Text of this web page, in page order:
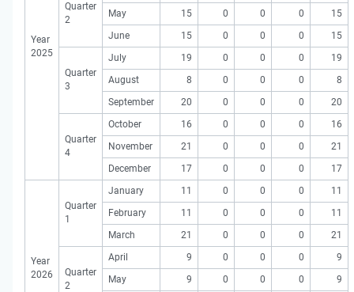
Year
2025
Quarter
2
May
15 0 0 0
15
June
15 0 0 0 15
Quarter
3
July 19 0 0 0
19
August
8 0 0 0
8
September
20 0 0 0 20
Quarter
4
October 16 0 0 0
16
November
21 0 0 0
21
December
17 0 0 0 17
Year
2026
Quarter
1
January 11 0 0 0
11
February
11 0 0 0
11
March
21 0 0 0 21
Quarter
2
April 9 0 0 0
9
May
9 0 0 0
9